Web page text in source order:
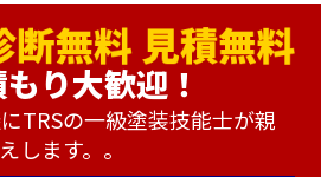
り大歓迎！
TRSの一級塗装技能士が親
します。。